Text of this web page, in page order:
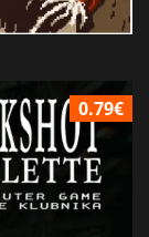
0.79€